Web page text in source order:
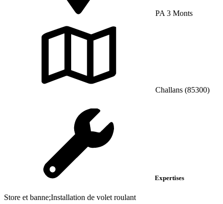
PA 3 Monts
Challans (85300)
Expertises
Store et banne;Installation de volet roulant